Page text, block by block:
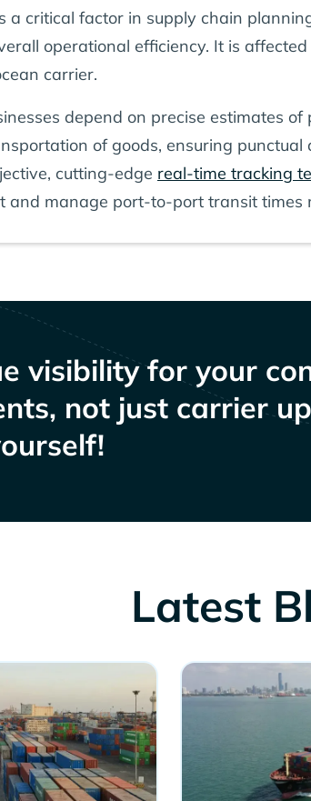
a critical factor in supply chain
operational efficiency. It is
carrier.
depend on precise estimates
of goods, ensuring
cutting-edge real-time tracking
and manage port-to-port transit times
visibility for your
not just carrier
Latest